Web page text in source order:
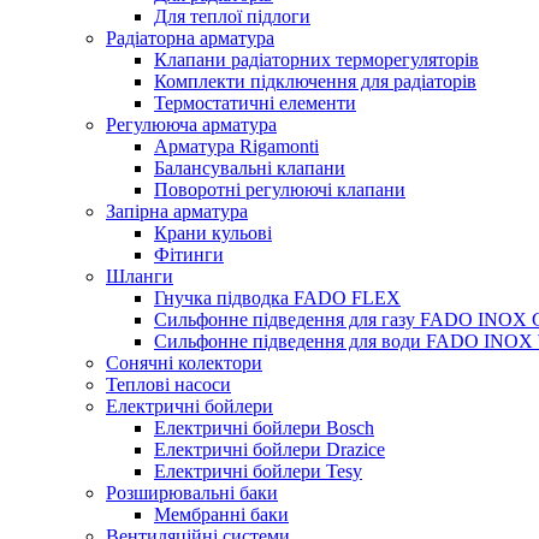
Для теплої підлоги
Радіаторна арматура
Клапани радіаторних терморегуляторів
Комплекти підключення для радіаторів
Термостатичні елементи
Регулююча арматура
Арматура Rigamonti
Балансувальні клапани
Поворотні регулюючі клапани
Запірна арматура
Крани кульові
Фітинги
Шланги
Гнучка підводка FADO FLEX
Сильфонне підведення для газу FADO INOX
Сильфонне підведення для води FADO INOX
Сонячні колектори
Теплові насоси
Електричні бойлери
Електричні бойлери Bosch
Електричні бойлери Drazice
Електричні бойлери Tesy
Розширювальні баки
Мембранні баки